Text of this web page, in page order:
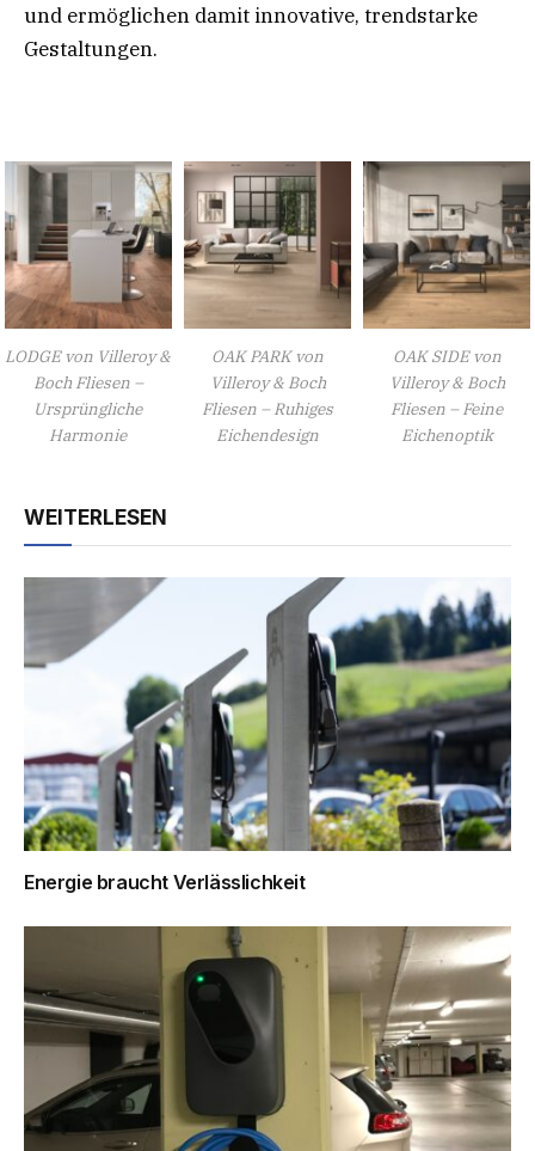
und ermöglichen damit innovative, trendstarke
Gestaltungen.
LODGE von Villeroy &
Boch Fliesen –
Ursprüngliche
Harmonie
OAK PARK von
Villeroy & Boch
Fliesen – Ruhiges
Eichendesign
OAK SIDE von
Villeroy & Boch
Fliesen – Feine
Eichenoptik
WEITERLESEN
Energie braucht Verlässlichkeit